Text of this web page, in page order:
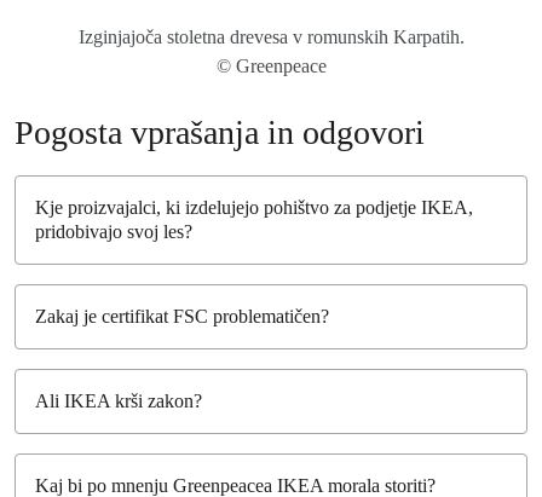
)
Izginjajoča stoletna drevesa v romunskih Karpatih.
© Greenpeace
Pogosta vprašanja in odgovori
Kje proizvajalci, ki izdelujejo pohištvo za podjetje IKEA,
pridobivajo svoj les?
Zakaj je certifikat FSC problematičen?
Ali IKEA krši zakon?
Kaj bi po mnenju Greenpeacea IKEA morala storiti?